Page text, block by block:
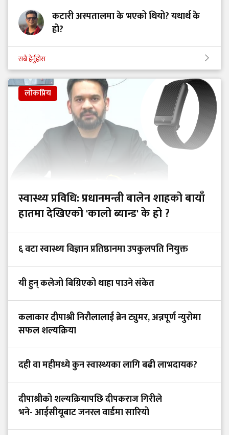
कटारी अस्पतालमा के भएको थियो? यथार्थ के
हो?
सबै हेर्नुहोस
लोकप्रिय
स्वास्थ्य प्रविधि: प्रधानमन्त्री बालेन शाहको बायाँ
हातमा देखिएको 'कालो ब्यान्ड' के हो ?
६ वटा स्वास्थ्य विज्ञान प्रतिष्ठानमा उपकुलपति नियुक्त
यी हुन् कलेजो बिग्रिएको थाहा पाउने संकेत
कलाकार दीपाश्री निरौलालाई ब्रेन ट्युमर, अन्नपूर्ण न्युरोमा
सफल शल्यक्रिया
दही वा महीमध्ये कुन स्वास्थ्यका लागि बढी लाभदायक?
दीपाश्रीको शल्यक्रियापछि दीपकराज गिरीले
भने- आईसीयूबाट जनरल वार्डमा सारियो